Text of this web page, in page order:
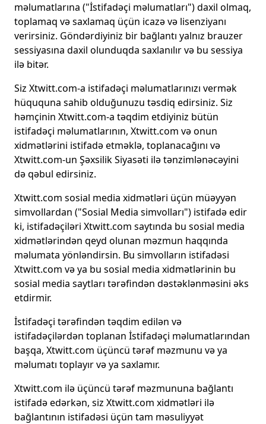
məlumatlarına ("İstifadəçi məlumatları") daxil olmaq,
toplamaq və saxlamaq üçün icazə və lisenziyanı
verirsiniz. Göndərdiyiniz bir bağlantı yalnız brauzer
sessiyasına daxil olunduqda saxlanılır və bu sessiya
ilə bitər.
Siz Xtwitt.com-a istifadəçi məlumatlarınızı vermək
hüququna sahib olduğunuzu təsdiq edirsiniz. Siz
həmçinin Xtwitt.com-a təqdim etdiyiniz bütün
istifadəçi məlumatlarının, Xtwitt.com və onun
xidmətlərini istifadə etməklə, toplanacağını və
Xtwitt.com-un Şəxsilik Siyasəti ilə tənzimlənəcəyini
də qəbul edirsiniz.
Xtwitt.com sosial media xidmətləri üçün müəyyən
simvollardan ("Sosial Media simvolları") istifadə edir
ki, istifadəçiləri Xtwitt.com saytında bu sosial media
xidmətlərindən qeyd olunan məzmun haqqında
məlumata yönləndirsin. Bu simvolların istifadəsi
Xtwitt.com və ya bu sosial media xidmətlərinin bu
sosial media saytları tərəfindən dəstəklənməsini əks
etdirmir.
İstifadəçi tərəfindən təqdim edilən və
istifadəçilərdən toplanan İstifadəçi məlumatlarından
başqa, Xtwitt.com üçüncü tərəf məzmunu və ya
məlumatı toplayır və ya saxlamır.
Xtwitt.com ilə üçüncü tərəf məzmununa bağlantı
istifadə edərkən, siz Xtwitt.com xidmətləri ilə
bağlantının istifadəsi üçün tam məsuliyyət